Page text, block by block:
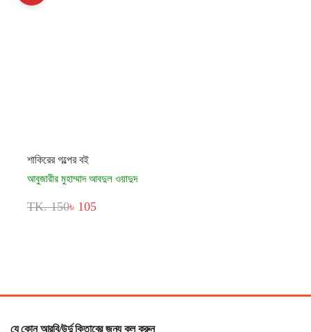
শাকিরের গল্পের বই
আবুজারীর মুহাম্মাদ আবদুল ওয়াদুদ
TK. 150৳ 105
যে কোন আরবি/উর্দু কিতাবের জন্য কল করুন